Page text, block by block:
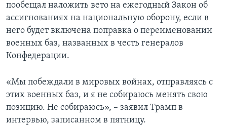
пообещал наложить вето на ежегодный Закон об
ассигнованиях на национальную оборону, если в
него будет включена поправка о переименовании
военных баз, названных в честь генералов
Конфедерации.
«Мы побеждали в мировых войнах, отправляясь с
этих военных баз, и я не собираюсь менять свою
позицию. Не собираюсь», – заявил Трамп в
интервью, записанном в пятницу.